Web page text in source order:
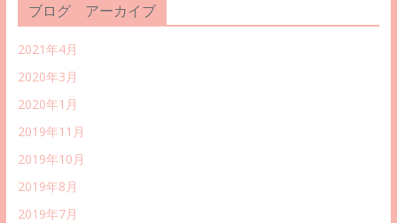
ブログ アーカイブ
2021年4月
2020年3月
2020年1月
2019年11月
2019年10月
2019年8月
2019年7月